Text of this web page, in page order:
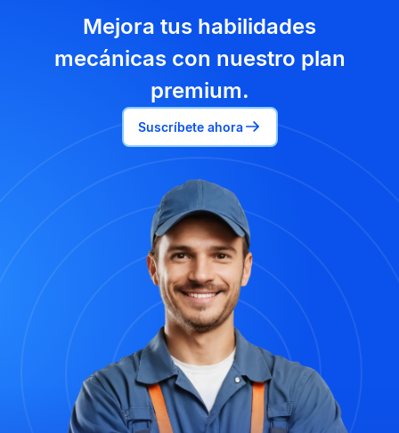
Mejora tus habilidades
mecánicas con nuestro plan
premium.
Suscríbete ahora